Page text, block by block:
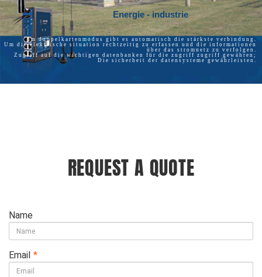
Energie - industrie
Im doppelkartenmodus gibt es automatisch die stärkste verbindung.
Um die elektrische situation rechtzeitig zu erfassen und die informationen
über das stromnetz zu verfolgen.
Zugriff auf die wichtigen datenbanken für die zugriff zugriff gewähren;
Die sicherheit der datensysteme gewährleisten.
REQUEST A QUOTE